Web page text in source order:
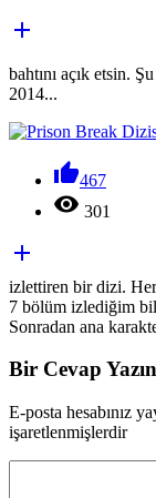

bahtını açık etsin.
2014...
467
 301

izlettiren bir dizi. Her
7 bölüm izlediğim
Sonradan ana
Bir Cevap Yazın
E-posta hesabınız
işaretlenmişlerdir